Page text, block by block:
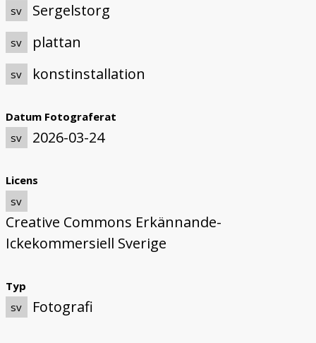
sv Sergelstorg
sv plattan
sv konstinstallation
Datum Fotograferat
sv
2026-03-24
Licens
sv
Creative Commons Erkännande-
Ickekommersiell Sverige
Typ
sv
Fotografi